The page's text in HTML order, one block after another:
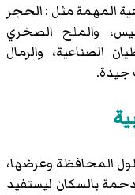
المهمة مثل : الحجر
والملح الصخري
الصناعية، والرمال
جيدة.
المحافظة وعرضها،
بالسكان ليستفيد